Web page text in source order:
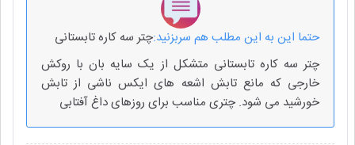
حتما این به این مطلب هم سربزنید:چتر سه کاره تابستانی
چتر سه کاره تابستانی متشکل از یک سایه بان با روکش
خارجی که مانع تابش اشعه های ایکس ناشی از تابش
خورشید می شود. چتری مناسب برای روزهای داغ آفتابی